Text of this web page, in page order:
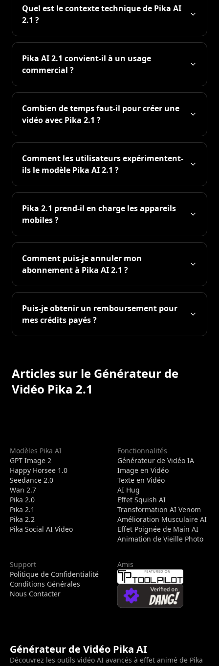
Quel est le contexte technique de Pika AI
2.1 ?
Pika AI 2.1 convient-il à un usage
commercial ?
Combien de temps faut-il pour créer une
vidéo avec Pika 2.1 ?
Comment les utilisateurs expérimentent-
ils le modèle Pika AI 2.1 ?
Pika 2.1 prend-il en charge les appareils
mobiles ?
Comment puis-je annuler mon
abonnement à Pika AI 2.1 ?
Puis-je obtenir un remboursement pour
mes crédits payés ?
Articles sur le Générateur de
Vidéo Pika 2.1
Modèles Pika AI
GPT Image 2
Happy Horsee 1.0
Seedance 2.0
Wan 2.7
Pika 2.0
Pika 2.1
Pika 2.2
Pika Social AI Video
Fonctionnalités
Générateur de Vidéo IA
Image en Vidéo
Texte en Vidéo
AI Hug
Effet Squish AI
Transformation AI Venom
Amélioration Musculaire AI
Effet Poignée de Main AI
Animation de Vieille Photo
Support
Politique de Confidentialité
Conditions Générales
Nous Contacter
Amis
Générateur de Vidéo Pika AI
Découvrez les outils vidéo AI avancés à effet animé de Pika